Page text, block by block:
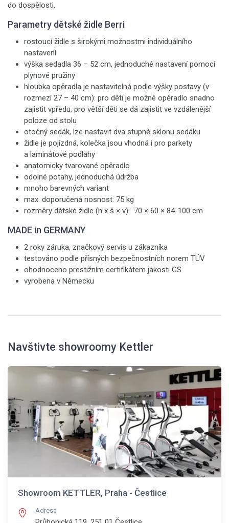
do dospělosti.
Parametry dětské židle Berri
rostoucí židle s širokými možnostmi individuálního
nastavení
výška sedadla 36 – 52 cm, jednoduché nastavení pomocí
plynové pružiny
hloubka opěradla je nastavitelná podle výšky postavy (v
rozmezí 27 – 40 cm): pro děti je možné opěradlo snadno
zajistit vpředu, pro větší děti se dá zajistit ve vzdálenější
poloze od stolu
otočný sedák, lze nastavit dva stupně sklonu sedáku
židle je pojízdná, kolečka jsou vhodná i pro parkety
a laminátové podlahy
anatomicky tvarované opěradlo
odolné potahy, jednoduchá údržba
mnoho barevných variant
max. doporučená nosnost: 75 kg
rozměry dětské židle (h x š × v): 70 × 60 × 84-100 cm
MADE in GERMANY
2 roky záruka, značkový servis u zákazníka
testováno podle přísných bezpečnostních norem TÜV
ohodnoceno prestižním certifikátem jakosti GS
vyrobena v Německu
Navštivte showroomy Kettler
Showroom KETTLER, Praha - Čestlice
Adresa